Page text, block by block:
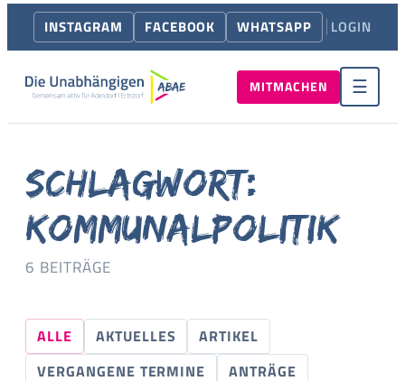
INSTAGRAM FACEBOOK WHATSAPP LOGIN
MITMACHEN ☰
SCHLAGWORT:
KOMMUNALPOLITIK
6 BEITRÄGE
ALLE AKTUELLES
ARTIKEL
VERGANGENE TERMINE
ANTRÄGE